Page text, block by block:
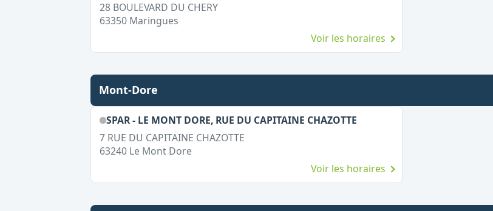
28 BOULEVARD DU CHERY
63350 Maringues
Voir les horaires
Mont-Dore
SPAR - LE MONT DORE, RUE DU CAPITAINE CHAZOTTE
7 RUE DU CAPITAINE CHAZOTTE
63240 Le Mont Dore
Voir les horaires